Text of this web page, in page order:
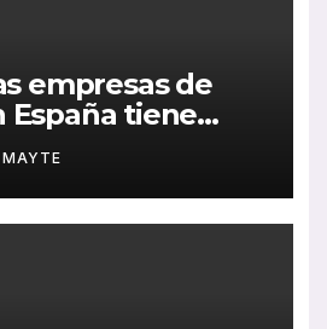
empresas de
España tiene
para
MAYTE